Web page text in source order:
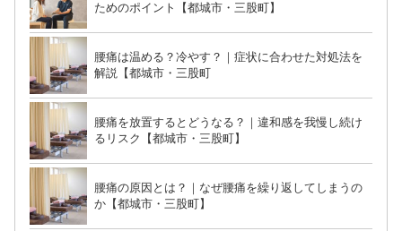
ためのポイント【都城市・三股町】
腰痛は温める？冷やす？｜症状に合わせた対処法を
解説【都城市・三股町
腰痛を放置するとどうなる？｜違和感を我慢し続け
るリスク【都城市・三股町】
腰痛の原因とは？｜なぜ腰痛を繰り返してしまうの
か【都城市・三股町】